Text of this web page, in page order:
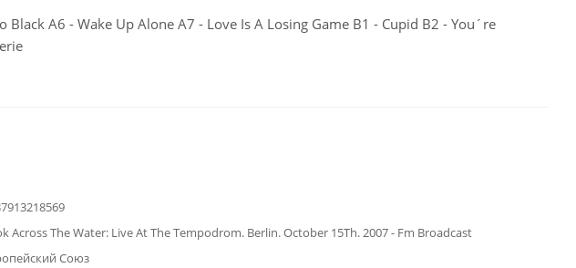
A6 - Wake Up Alone A7 - Love Is A Losing Game B1 - Cupid B2 - You´re
Across The Water: Live At The Tempodrom. Berlin. October 15Th. 2007 - Fm Broadcast
Союз